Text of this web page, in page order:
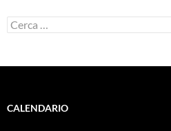
Ricerca
per:
CALENDARIO